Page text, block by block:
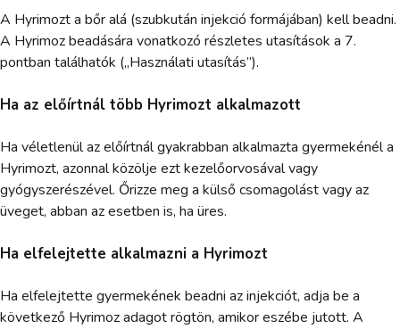
A Hyrimozt a bőr alá (szubkután injekció formájában) kell beadni.
A Hyrimoz beadására vonatkozó részletes utasítások a 7.
pontban találhatók („Használati utasítás”).
Ha az előírtnál több Hyrimozt alkalmazott
Ha véletlenül az előírtnál gyakrabban alkalmazta gyermekénél a
Hyrimozt, azonnal közölje ezt kezelőorvosával vagy
gyógyszerészével. Őrizze meg a külső csomagolást vagy az
üveget, abban az esetben is, ha üres.
Ha elfelejtette alkalmazni a Hyrimozt
Ha elfelejtette gyermekének beadni az injekciót, adja be a
következő Hyrimoz adagot rögtön, amikor eszébe jutott. A